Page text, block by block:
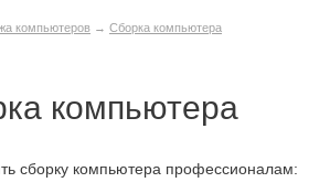
компьютеров → Сборка компьютера
компьютера
сборку компьютера профессионалам: